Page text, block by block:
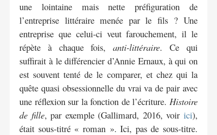
une lointaine mais nette préfiguration de
l’entreprise littéraire menée par le fils ? Une
entreprise que celui-ci veut farouchement, il le
répète à chaque fois,anti-littéraire. Ce qui
suffirait à le différencier d’Annie Ernaux, à qui on
est souvent tenté de le comparer, et chez qui la
quête quasi obsessionnelle du vrai va de pair avec
une réflexion sur la fonction de l’écriture. Histoire
de fille, par exemple (Gallimard, 2016, voirici),
était sous-titré « roman ». Ici, pas de sous-titre.